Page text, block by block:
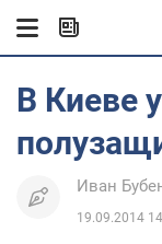
В Киеве
Иван
19.09.2014